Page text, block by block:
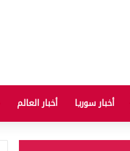
أخبار سوريا أخبار العالم